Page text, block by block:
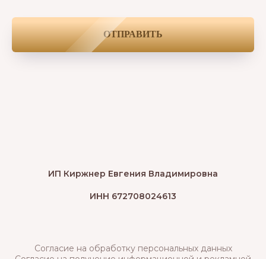
ОТПРАВИТЬ
ИП Киржнер Евгения Владимировна
ИНН 672708024613
Согласие на обработку персональных данных